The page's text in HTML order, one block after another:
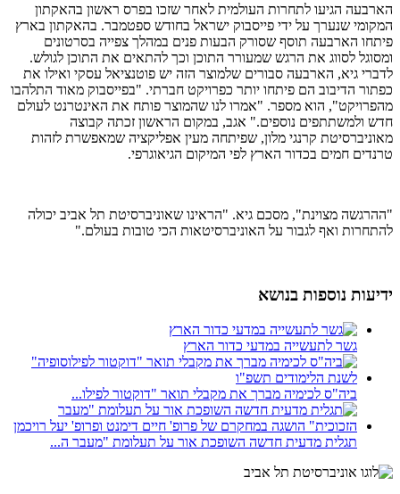
הארבעה הגיעו לתחרות העולמית לאחר שזכו בפרס ראשון בהאקתון
המקומי שנערך על ידי פייסבוק ישראל בחודש ספטמבר. בהאקתון בארץ
פיתחו הארבעה תוסף שסורק הבעות פנים במהלך צפייה בסרטונים
ומסוגל לסווג את הרגש שמעורר התוכן וכך להתאים את התוכן לגולש.
לדברי גיא, הארבעה סבורים שלמוצר הזה יש פוטנציאל עסקי ואילו את
כפתור הדיבוב הם פיתחו יותר כפרויקט חברתי. "בפייסבוק מאוד התלהבו
מהפרויקט", הוא מספר. "אמרו לנו שהמוצר פותח את האינטרנט לעולם
חדש ולמשתתפים נוספים." אגב, במקום הראשון זכתה קבוצה
מאוניברסיטת קרנגי מלון, שפיתחה מעין אפליקציה שמאפשרת לזהות
טרנדים חמים בכדור הארץ לפי המיקום הגיאוגרפי.
"ההרגשה מצוינת", מסכם גיא. "הראינו שאוניברסיטת תל אביב יכולה
להתחרות ואף לגבור על האוניברסיטאות הכי טובות בעולם."
ידיעות נוספות בנושא
גשר לתעשייה במדעי כדור הארץ
ביה"ס לכימיה מברך את מקבלי תואר "דוקטור לפילו...
תגלית מדעית חדשה השופכת אור על תעלומת "מעבר ה...